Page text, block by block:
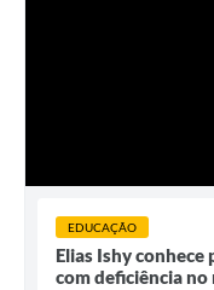
EDUCAÇÃO
Elias Ishy
com deficiência